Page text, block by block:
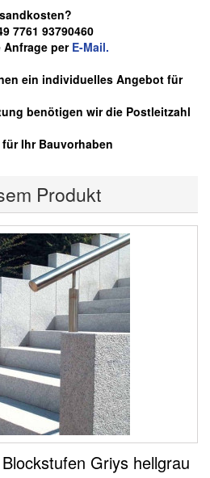
7761 93790460
Anfrage per E-Mail.
ein individuelles Angebot für
benötigen wir die Postleitzahl
Ihr Bauvorhaben
Produkt
Griys hellgrau